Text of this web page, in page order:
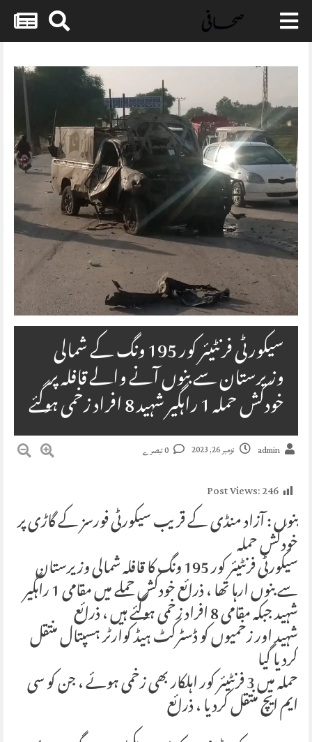
Skip
content
سیکورٹی فرنٹیئر کور 195 ونگ کے شمالی
وزیرستان سے بنوں آنے والے قافلہ پر
خودکش حملہ 1 راہگیر شہید 8 افراد زخمی ہوگئے
admin نومبر 26, 2023
Post Views:246
بنوں : آزاد منڈی کے قریب سیکورٹی فورسز کے گاڑی پر
خودکش حملہ سیکورٹی فرنٹیئر کور 195 ونگ کا قافلہ شمالی وزیرستانسے بنوں ارہا تھا ، ذرائع خودکش حملے میں مقامی 1 راہگیر شہید جبکہ مقامی 8 افراد زخمی ہوگئے ہیں ، ذرائع
شہید اور زخمیوں کو ڈسٹرکٹ ہیڈ کوارٹر ہسپتال منتقل
کردیا گیا حملہ میں 3 فرنٹیئر کور اہلکار بھی زخمی ہوئے ، جن کو سی
ایم ایچ منتقل کردیا ، ذرائع